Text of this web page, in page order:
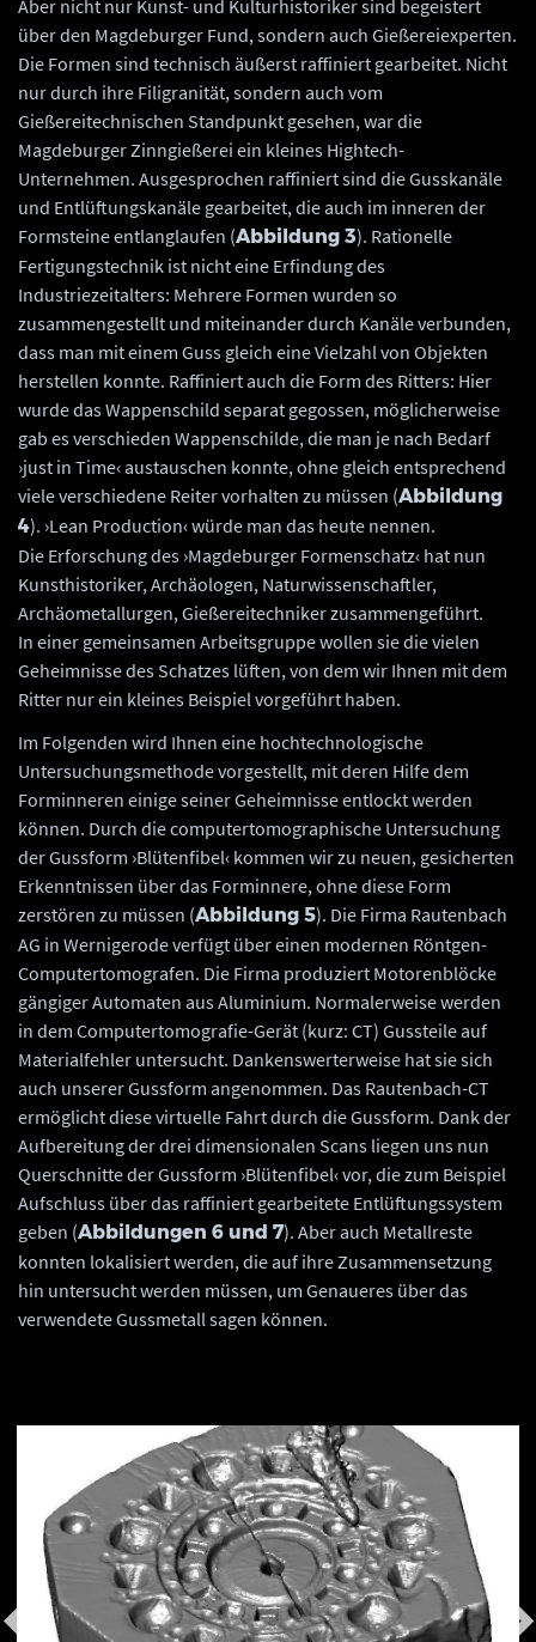
Aber nicht nur Kunst- und Kulturhistoriker sind begeistert
über den Magdeburger Fund, sondern auch Gießereiexperten.
Die Formen sind technisch äußerst raffiniert gearbeitet. Nicht
nur durch ihre Filigranität, sondern auch vom
Gießereitechnischen Standpunkt gesehen, war die
Magdeburger Zinngießerei ein kleines Hightech-
Unternehmen. Ausgesprochen raffiniert sind die Gusskanäle
und Entlüftungskanäle gearbeitet, die auch im inneren der
Formsteine entlanglaufen (Abbildung 3). Rationelle
Fertigungstechnik ist nicht eine Erfindung des
Industriezeitalters: Mehrere Formen wurden so
zusammengestellt und miteinander durch Kanäle verbunden,
dass man mit einem Guss gleich eine Vielzahl von Objekten
herstellen konnte. Raffiniert auch die Form des Ritters: Hier
wurde das Wappenschild separat gegossen, möglicherweise
gab es verschieden Wappenschilde, die man je nach Bedarf
›just in Time‹ austauschen konnte, ohne gleich entsprechend
viele verschiedene Reiter vorhalten zu müssen (Abbildung
4). ›Lean Production‹ würde man das heute nennen.
Die Erforschung des ›Magdeburger Formenschatz‹ hat nun
Kunsthistoriker, Archäologen, Naturwissenschaftler,
Archäometallurgen, Gießereitechniker zusammengeführt.
In einer gemeinsamen Arbeitsgruppe wollen sie die vielen
Geheimnisse des Schatzes lüften, von dem wir Ihnen mit dem
Ritter nur ein kleines Beispiel vorgeführt haben.
Im Folgenden wird Ihnen eine hochtechnologische
Untersuchungsmethode vorgestellt, mit deren Hilfe dem
Forminneren einige seiner Geheimnisse entlockt werden
können. Durch die computertomographische Untersuchung
der Gussform ›Blütenfibel‹ kommen wir zu neuen, gesicherten
Erkenntnissen über das Forminnere, ohne diese Form
zerstören zu müssen (Abbildung 5). Die Firma Rautenbach
AG in Wernigerode verfügt über einen modernen Röntgen-
Computertomografen. Die Firma produziert Motorenblöcke
gängiger Automaten aus Aluminium. Normalerweise werden
in dem Computertomografie-Gerät (kurz: CT) Gussteile auf
Materialfehler untersucht. Dankenswerterweise hat sie sich
auch unserer Gussform angenommen. Das Rautenbach-CT
ermöglicht diese virtuelle Fahrt durch die Gussform. Dank der
Aufbereitung der drei dimensionalen Scans liegen uns nun
Querschnitte der Gussform ›Blütenfibel‹ vor, die zum Beispiel
Aufschluss über das raffiniert gearbeitete Entlüftungssystem
geben (Abbildungen 6 und 7). Aber auch Metallreste
konnten lokalisiert werden, die auf ihre Zusammensetzung
hin untersucht werden müssen, um Genaueres über das
verwendete Gussmetall sagen können.